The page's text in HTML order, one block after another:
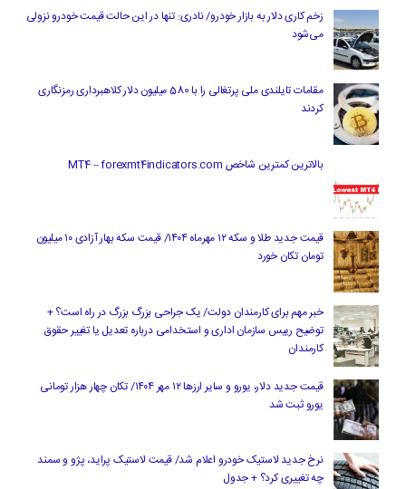
زخم کاری دلار به بازار خودرو/ نادری: تنها در این حالت قیمت خودرو نزولی
می‌شود
مقامات تایلندی ملی پرتغالی را با 580 میلیون دلار کلاهبرداری رمزنگاری
کردند
بالاترین کمترین شاخص MT4 – forexmt4indicators.com
قیمت جدید طلا و سکه ۱۲ مهرماه ۱۴۰۴/ قیمت سکه بهار آزادی ۱۰ میلیون
تومان تکان خورد
خبر مهم برای کارمندان دولت/ یک جراحی بزرگ بزرگ در راه است؟ +
توضیح رییس سازمان اداری و استخدامی درباره تعدیل یا تغییر حقوق
کارمندان
قیمت جدید دلار، یورو و سایر ارزها ۱۲ مهر ۱۴۰۴/ تکان چهار هزار تومانی
یورو ثبت شد
نرخ جدید لاستیک خودرو اعلام شد/ قیمت لاستیک پراید، پژو و سمند
چه تغییری کرد؟ + جدول